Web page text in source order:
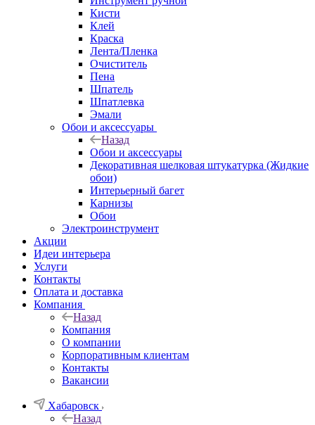
Кисти
Клей
Краска
Лента/Пленка
Очиститель
Пена
Шпатель
Шпатлевка
Эмали
Обои и аксессуары
Назад
Обои и аксессуары
Декоративная шелковая штукатурка (Жидкие
обои)
Интерьерный багет
Карнизы
Обои
Электроинструмент
Акции
Идеи интерьера
Услуги
Контакты
Оплата и доставка
Компания
Назад
Компания
О компании
Корпоративным клиентам
Контакты
Вакансии
Хабаровск
Назад